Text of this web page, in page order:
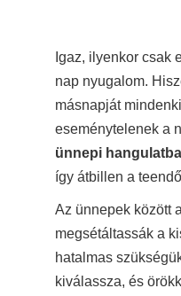
Igaz, ilyenkor csak
nap nyugalom.
másnapját
eseménytelenek a
ünnepi
így átbillen a
Az ünnepek között
megsétáltassák a
hatalmas
kiválassza, és